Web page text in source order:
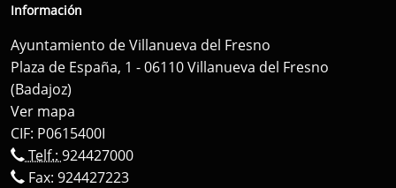
Información
Ayuntamiento de Villanueva del Fresno
Plaza de España, 1 - 06110 Villanueva del Fresno
(Badajoz)
Ver mapa
CIF: P0615400I
Telf.: 924427000
Fax: 924427223